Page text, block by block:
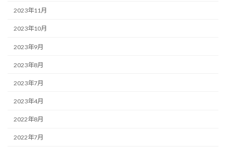
2023年11月
2023年10月
2023年9月
2023年8月
2023年7月
2023年4月
2022年8月
2022年7月